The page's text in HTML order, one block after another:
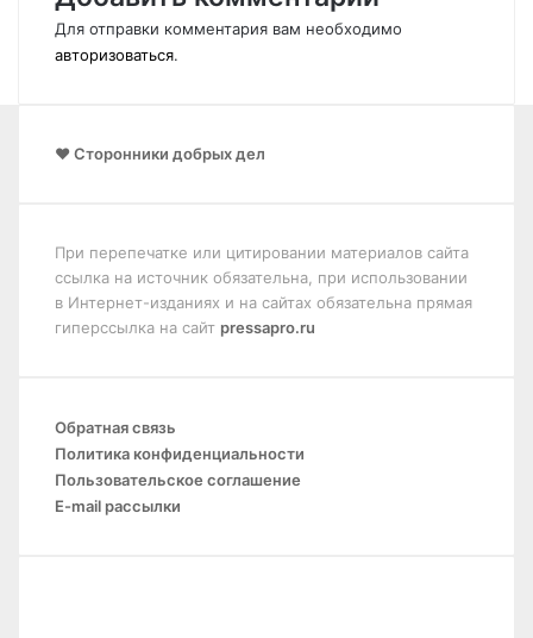
Для отправки комментария вам необходимо
авторизоваться.
❤️ Сторонники добрых дел
При перепечатке или цитировании материалов сайта
ссылка на источник обязательна, при использовании
в Интернет-изданиях и на сайтах обязательна прямая
гиперссылка на сайт pressapro.ru
Обратная связь
Политика конфиденциальности
Пользовательское соглашение
E-mail рассылки